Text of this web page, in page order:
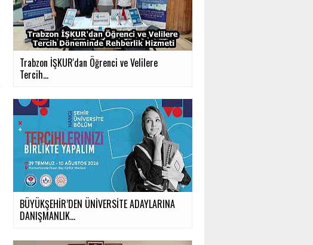
Trabzon İŞKUR'dan Öğrenci ve Velilere
Tercih...
BÜYÜKŞEHİR’DEN ÜNİVERSİTE ADAYLARINA
DANIŞMANLIK...